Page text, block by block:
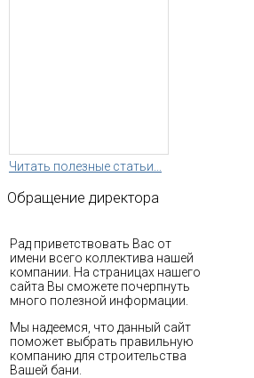
Читать полезные статьи...
Обращение директора
Рад приветствовать Вас от
имени всего коллектива нашей
компании. На страницах нашего
сайта Вы сможете почерпнуть
много полезной информации.
Мы надеемся, что данный сайт
поможет выбрать правильную
компанию для строительства
Вашей бани.